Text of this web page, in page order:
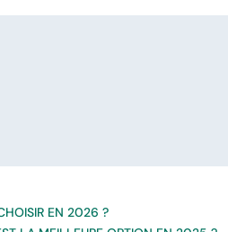
EN 2026 ?